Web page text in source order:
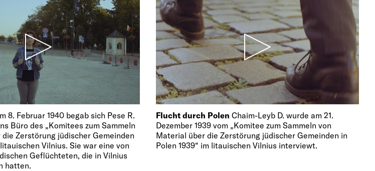
8. Februar 1940 begab sich Pese R.
Büro des „Komitees zum Sammeln
Zerstörung jüdischer Gemeinden
Vilnius. Sie war eine von
Geflüchteten, die in Vilnius
hatten.
Flucht durch Polen Chaim-Leyb D. wurde am 21.
Dezember 1939 vom „Komitee zum Sammeln von
Material über die Zerstörung jüdischer Gemeinden in
Polen 1939“ im litauischen Vilnius interviewt.